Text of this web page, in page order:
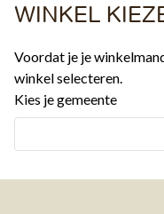
gaan
WINKEL
Voordat je je
winkel selecteren.
Kies je gemeente